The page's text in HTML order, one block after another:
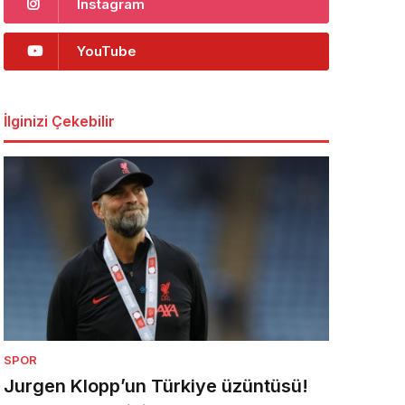
Instagram
YouTube
İlginizi Çekebilir
SPOR
Jurgen Klopp’un Türkiye üzüntüsü!